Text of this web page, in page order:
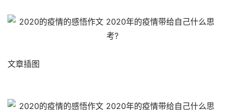
文章插图